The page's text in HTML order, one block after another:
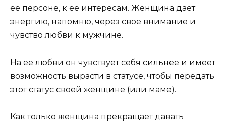
ее персоне, к ее интересам. Женщина дает
энергию, напомню, через свое внимание и
чувство любви к мужчине.
На ее любви он чувствует себя сильнее и имеет
возможность вырасти в статусе, чтобы передать
этот статус своей женщине (или маме).
Как только женщина прекращает давать